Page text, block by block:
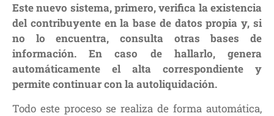
Este nuevo sistema, primero, verifica la existencia
del contribuyente en la base de datos propia y, si
no lo encuentra, consulta otras bases de
información. En caso de hallarlo, genera
automáticamente el alta correspondiente y
permite continuar con la autoliquidación.
Todo este proceso se realiza de forma automática,